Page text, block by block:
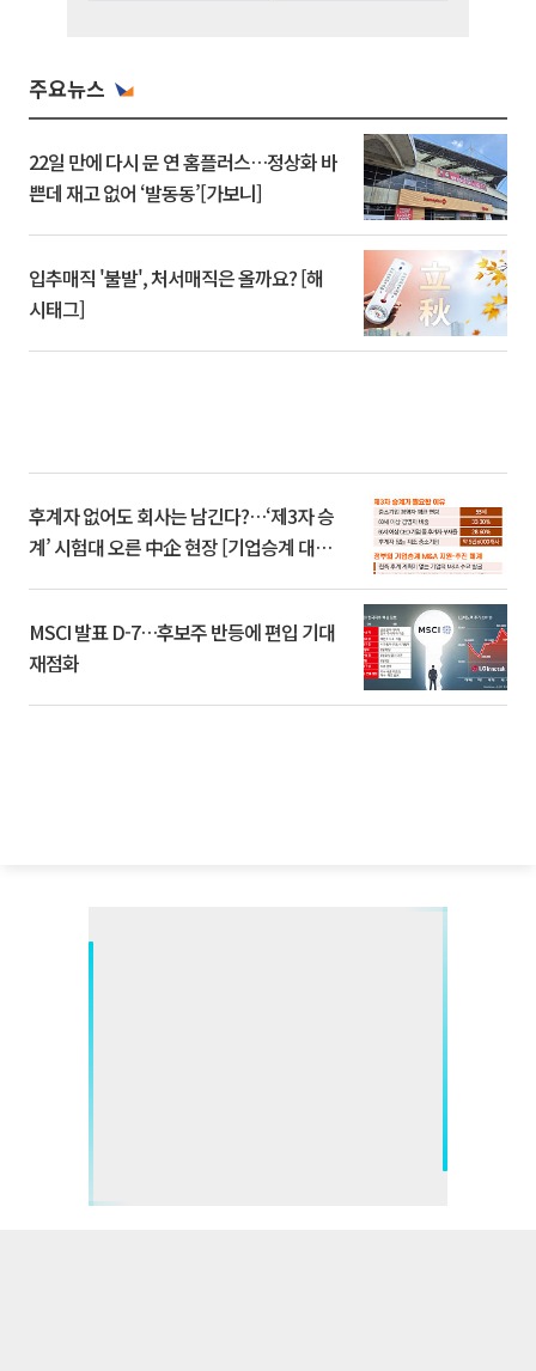
주요뉴스
22일 만에 다시 문 연 홈플러스…정상화 바
쁜데 재고 없어 ‘발동동’[가보니]
입추매직 '불발', 처서매직은 올까요? [해
시태그]
후계자 없어도 회사는 남긴다?…‘제3자 승
계’ 시험대 오른 中企 현장 [기업승계 대전
MSCI 발표 D-7…후보주 반등에 편입 기대
재점화